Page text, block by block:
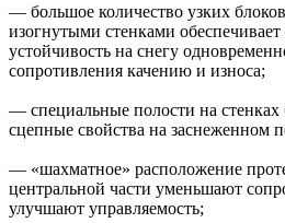
— большое количество узких
изогнутыми стенками
устойчивость на снегу
сопротивления качению и износа;
— специальные полости на
сцепные свойства на заснеженном
— «шахматное» расположение
центральной части уменьшают
улучшают управляемость;